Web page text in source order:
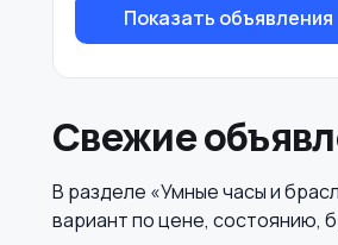
Показать объявления
Свежие
В разделе «Умные часы и
вариант по цене, состоянию,